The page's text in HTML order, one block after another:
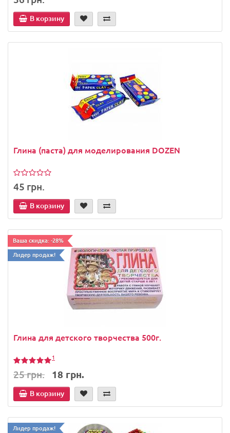
В корзину
Глина (паста) для моделирования DOZEN
45 грн.
В корзину
Ваша скидка: -28%
Лидер продаж!
Глина для детского творчества 500г.
1
25 грн. 18 грн.
В корзину
Лидер продаж!